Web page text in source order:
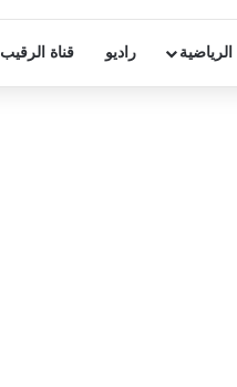
الرياضية راديو قناة الرقيب